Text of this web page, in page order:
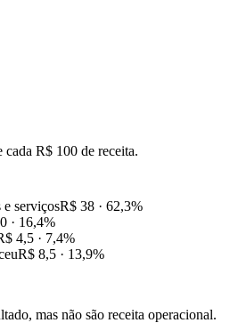
cada R$ 100 de receita.
e serviçosR$ 38 · 62,3%
· 16,4%
4,5 · 7,4%
R$ 8,5 · 13,9%
mas não são receita operacional.